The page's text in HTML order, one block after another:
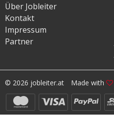
Über Jobleiter
Kontakt
Impressum
Partner
© 2026 jobleiter.at Made with